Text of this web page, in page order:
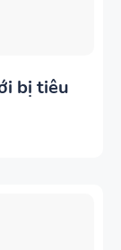
bị tiêu